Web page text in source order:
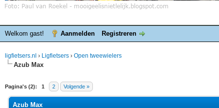
Welkom gast! Aanmelden Registreren
ligfietsers.nl › Ligfietsers › Open tweewielers
Azub Max
Pagina's (2): 1 2 Volgende »
waardering is 0
Azub Max